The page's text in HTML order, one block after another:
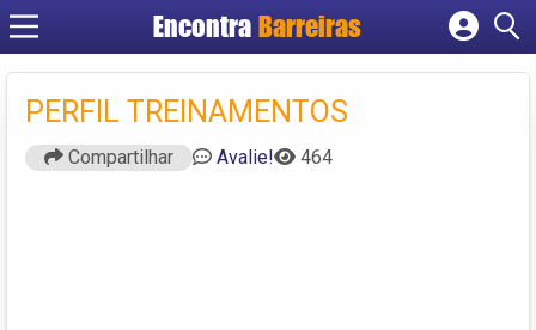
EncontraBarreiras
Cadastrar empresa
Criar conta
PERFIL TREINAMENTOS
Compartilhar Avalie! 464